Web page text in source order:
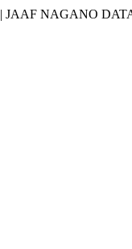
JAAF NAGANO